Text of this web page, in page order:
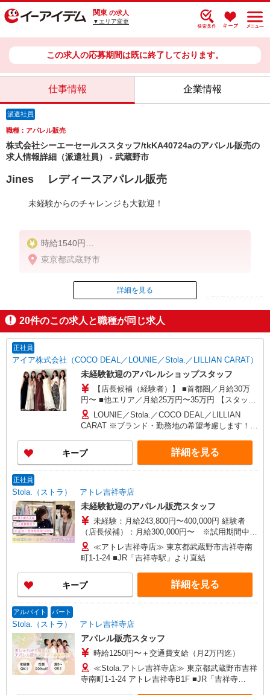
関東 の求人
▼エリア変更
この求人の応募期間は既に終了しております。
仕事情報 企業情報
派遣社員
職種：アパレル販売
株式会社シーエーセールススタッフ/tkKA40724aのアパレル販売の
求人情報詳細（派遣社員） - 武蔵野市
Jines レディースアパレル販売
未経験からのチャレンジも大歓迎！
時給1540円
※スキルや経験により時給が異なります。
東京都武蔵野市
ID：AE0709006660
掲載期間終了
詳細を見る
20件のこの求人と職種が同じ求人
正社員
アイア株式会社（COCO DEAL／LOUNIE／Stola.／LILLIAN CARAT）
未経験歓迎のアパレルショップスタッフ
【店長候補（経験者）】 ■首都圏／月給30万
円〜 ■他エリア／月給25万円〜35万円 【スタッ
フ】 ■首都圏／月給24万3,800円〜40万円 ■大阪／
月給23万3,500円〜35万円 ■京都、兵庫、愛知、岐
阜、福岡／月給22万7,800円〜35万円 ■他エリア／
月給22万2,100円〜35万円 固定残業手当含む（1ヶ
月あたり20時間）※超過時は追加支給 首都圏エリ
ア：30,800円 大阪：29,500円 京都、兵庫、愛知、
考慮 ※試用期間3ヶ月も同条件（首都圏：店長候
補は月給27万円〜）
LOUNIE／Stola.／COCO DEAL／LILLIAN
CARAT ※ブランド・勤務地の希望考慮します！※
道、宮城（仙台）、愛知、大阪、兵庫、京都、和
歌山、岡山、広島、愛媛、福岡、長崎、宮崎、熊
本などの各店舗で募集しています。 【COCO
ルミネ池袋店／ルミネ横浜／ルミネ大宮店／ルミ
ネ有楽町店 ルミネ立川店／ルミネ町田店／池袋
PARCO店／東京スカイツリータウン・ソラマチ店
イクスピアリ店／イオンレイクタウン店／ジョイ
ナス店／テラスモール湘南店 タカシマヤ ゲートタ
ワーモール店／イオン大高SC店 なんばCITY店／
天王寺MIO店／阪神梅田本店／京都ポルタ店／阪
番街店／ミナモア広島店／博多阪急店／天神ソラ
リアプラザ店 ▽他、詳しくは備考をご参照くださ
い。
キープ 詳細を見る
正社員
Stola.（ストラ） アトレ吉祥寺店
未経験歓迎のアパレル販売スタッフ
未経験：月給243,800円〜400,000円 経験者
（店長候補）：月給300,000円〜 ※試用期間中は
270,000円〜 ★固定残業手当：30,800円（月給に
含む） ※経験・能力考慮 ※固定残業時間は1ヶ月
あたり20時間、超過時は追加で残業手当支給 ※月
3万円まで交通費支給 ※試用期間（2〜3ヶ月）も
同条件 【手当】固定残業手当／資格手当／店舗職
制手当／住宅手当（実家外かつ賃貸の場合のみ別
当の種類はエリアにより異なります。詳細は面接
時にお尋ねください。 ＼入社３大特典キャンペー
ン実施中！／※詳細は備考欄にて
≪アトレ吉祥寺店≫ 東京都武蔵野市吉祥寺南
町1-1-24 ■JR「吉祥寺駅」より直結
キープ 詳細を見る
アルバイト パート
Stola.（ストラ） アトレ吉祥寺店
アパレル販売スタッフ
時給1250円〜＋交通費支給（月2万円迄）
≪Stola.アトレ吉祥寺店≫ 東京都武蔵野市吉祥
寺南町1-1-24 アトレ吉祥寺B1F ■JR「吉祥寺